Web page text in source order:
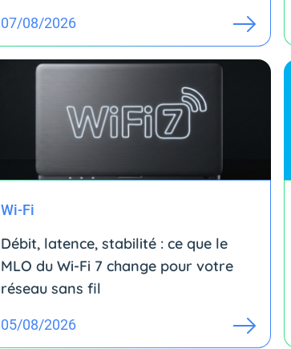
07/08/2026
Wi-Fi
Débit, latence, stabilité : ce que le
MLO du Wi-Fi 7 change pour votre
réseau sans fil
05/08/2026